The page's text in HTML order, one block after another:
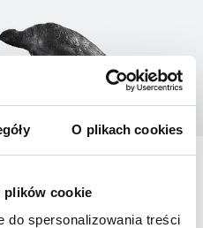
O plikach cookies
plików cookie
do spersonalizowania treści